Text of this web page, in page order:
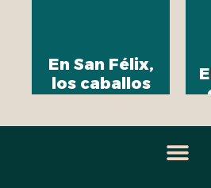
En San Félix,
los caballos
sombra